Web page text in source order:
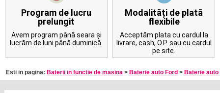
Program de lucru
prelungit
Avem program până seara și
lucrăm de luni până duminică.
Modalități de plată
flexibile
Acceptăm plata cu cardul la
livrare, cash, O.P. sau cu cardul
pe site.
Esti in pagina: Baterii in functie de masina > Baterie auto Ford > Baterie